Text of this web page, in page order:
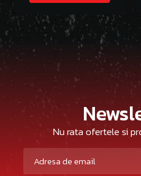
Nu rata ofertele si